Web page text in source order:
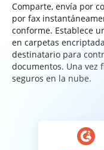
Comparte, envía por
por fax
conforme. Establece
en carpetas
destinatario para
documentos. Una vez
seguros en la nube.